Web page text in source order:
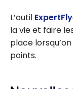
L’outil
la vie et faire
place
points.